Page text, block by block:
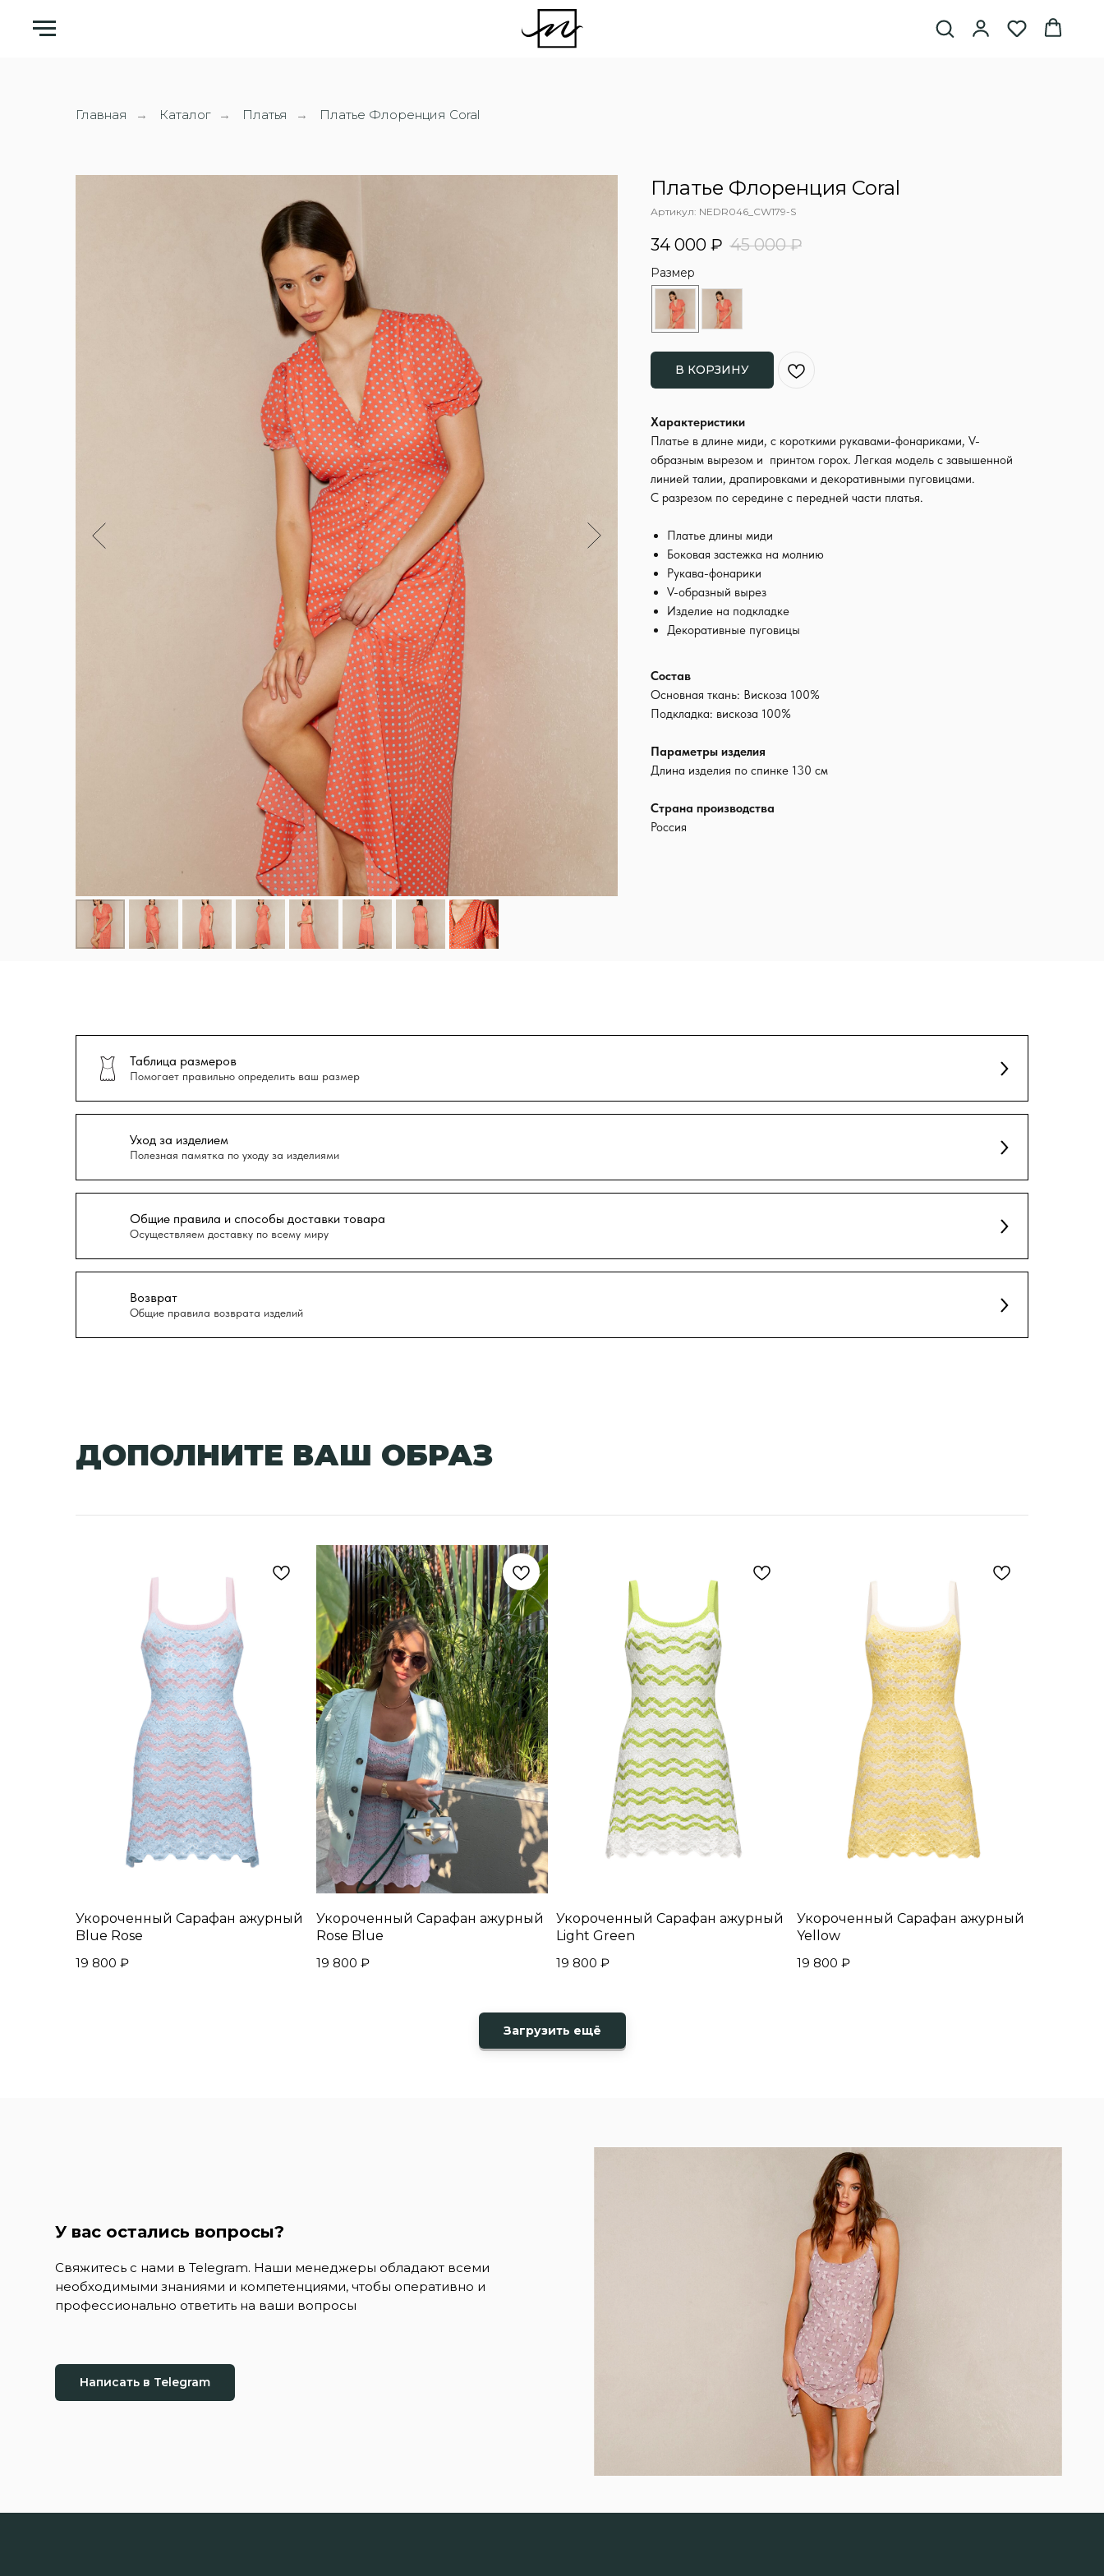
Главная → Каталог → Платья → Платье Флоренция Coral
Платье Флоренция Coral
Артикул: NEDR046_CW179-S
34 000 ₽ 45 000 ₽
Размер
В КОРЗИНУ
Характеристики
Платье в длине миди, с короткими рукавами-фонариками, V-
образным вырезом и принтом горох. Легкая модель с завышенной
линией талии, драпировками и декоративными пуговицами.
С разрезом по середине с передней части платья.
Платье длины миди
Боковая застежка на молнию
Рукава-фонарики
V-образный вырез
Изделие на подкладке
Декоративные пуговицы
Состав
Основная ткань: Вискоза 100%
Подкладка: вискоза 100%
Параметры изделия
Длина изделия по спинке 130 см
Страна производства
Россия
Таблица размеров
Помогает правильно определить ваш размер
Уход за изделием
Полезная памятка по уходу за изделиями
Общие правила и способы доставки товара
Осуществляем доставку по всему миру
Возврат
Общие правила возврата изделий
ДОПОЛНИТЕ ВАШ ОБРАЗ
Укороченный Сарафан ажурный
Blue Rose
19 800 ₽
Укороченный Сарафан ажурный
Rose Blue
19 800 ₽
Укороченный Сарафан ажурный
Light Green
19 800 ₽
Укороченный Сарафан ажурный
Yellow
19 800 ₽
Загрузить ещё
У вас остались вопросы?
Свяжитесь с нами в Telegram. Наши менеджеры обладают всеми
необходимыми знаниями и компетенциями, чтобы оперативно и
профессионально ответить на ваши вопросы
Написать в Telegram